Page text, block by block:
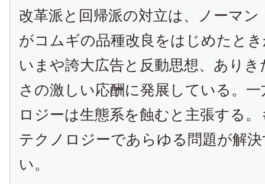
改革派と回帰派の対立は、ノーマン
がコムギの品種改良をはじめたと
いまや誇大広告と反動思想、あり
さの激しい応酬に発展している。
ロジーは生態系を蝕むと主張する
テクノロジーであらゆる問題が解
い。